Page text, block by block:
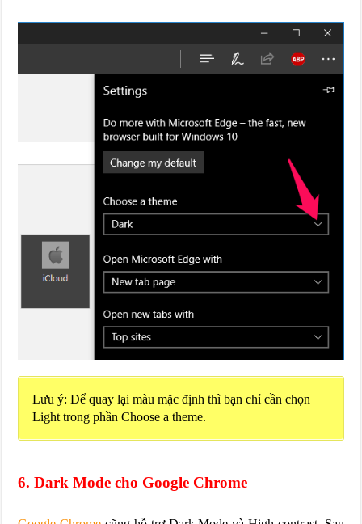
Lưu ý: Để quay lại màu mặc định thì bạn chỉ cần chọn
Light trong phần Choose a theme.
6. Dark Mode cho Google Chrome